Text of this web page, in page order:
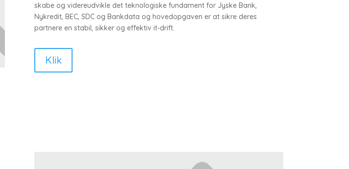
skabe og videreudvikle det teknologiske fundament for Jyske Bank,
Nykredit, BEC, SDC og Bankdata og hovedopgaven er at sikre deres
partnere en stabil, sikker og effektiv it-drift.
Klik